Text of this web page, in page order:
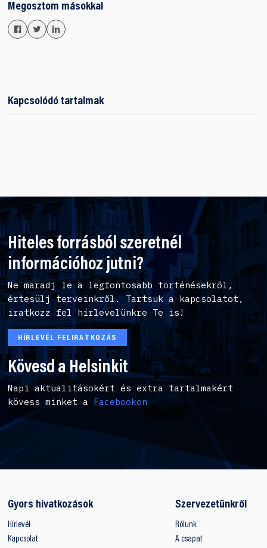
Megosztom másokkal
Kapcsolódó tartalmak
Hiteles forrásból szeretnél
információhoz jutni?
Ne maradj le a legfontosabb történésekről,
értesülj terveinkről. Tartsuk a kapcsolatot,
iratkozz fel hírlevelünkre Te is!
HÍRLEVÉL FELIRATKOZÁS
Kövesd a Helsinkit
Napi aktualitásokért és extra tartalmakért
kövess minket a Facebookon
Gyors hivatkozások
Hírlevél
Kapcsolat
Szervezetünkről
Rólunk
A csapat